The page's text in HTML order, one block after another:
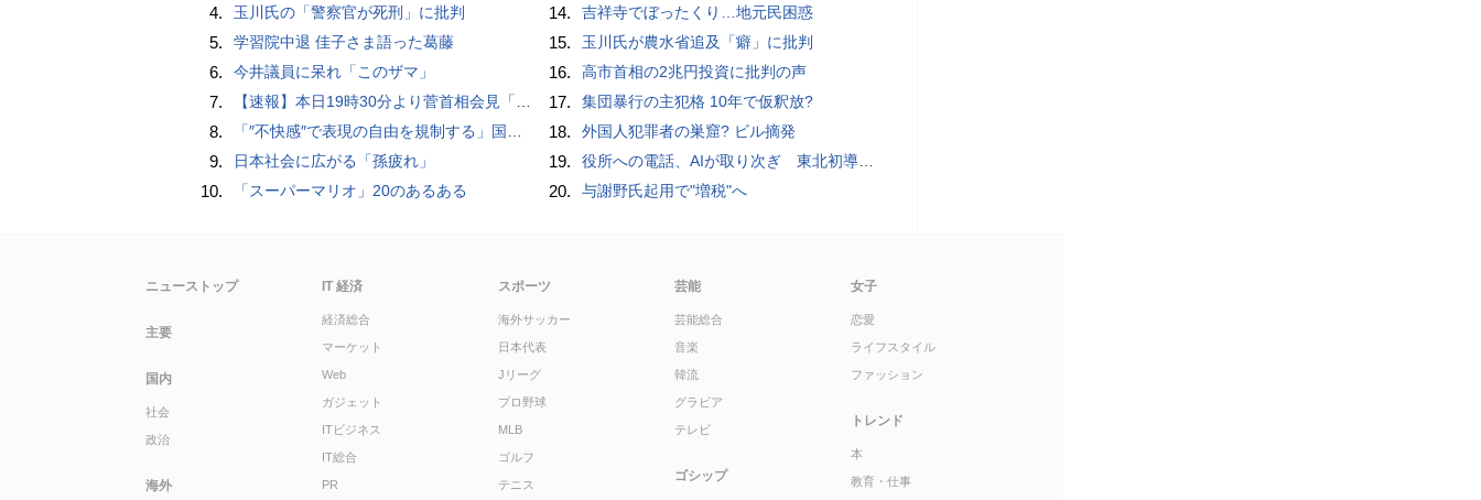
4. 玉川氏の「警察官が死刑」に批判
5. 学習院中退 佳子さま語った葛藤
6. 今井議員に呆れ「このザマ」
7. 【速報】本日19時30分より菅首相会見「国民へのメッセージ」
8. 「″不快感″で表現の自由を規制する」国旗損壊罪はそもそも憲法違反!?
9. 日本社会に広がる「孫疲れ」
10. 「スーパーマリオ」20のあるある
14. 吉祥寺でぼったくり…地元民困惑
15. 玉川氏が農水省追及「癖」に批判
16. 高市首相の2兆円投資に批判の声
17. 集団暴行の主犯格 10年で仮釈放?
18. 外国人犯罪者の巣窟? ビル摘発
19. 役所への電話、AIが取り次ぎ 東北初導入、宮城県岩沼市
20. 与謝野氏起用で"増税"へ
ニューストップ
主要
国内
社会
政治
海外
IT 経済
経済総合
マーケット
Web
ガジェット
ITビジネス
IT総合
PR
スポーツ
海外サッカー
日本代表
Jリーグ
プロ野球
MLB
ゴルフ
テニス
芸能
芸能総合
音楽
韓流
グラビア
テレビ
ゴシップ
女子
恋愛
ライフスタイル
ファッション
トレンド
本
教育・仕事